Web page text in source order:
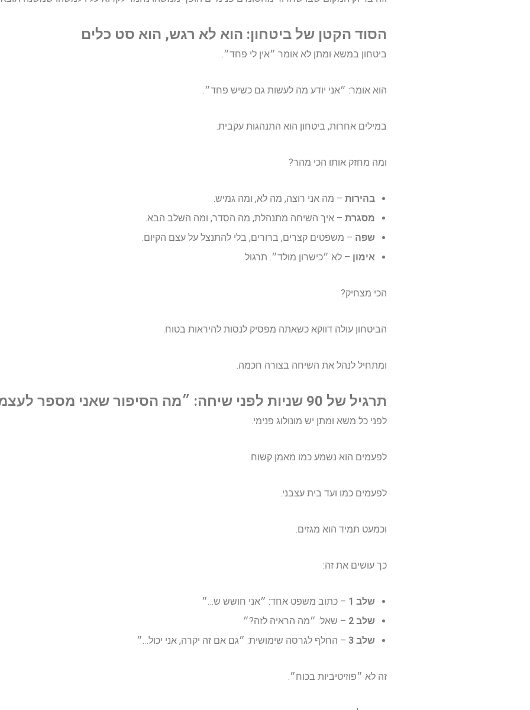
הסוד הקטן של ביטחון: הוא לא רגש, הוא סט כלים
ביטחון במשא ומתן לא אומר ״אין לי פחד״.
הוא אומר: ״אני יודע מה לעשות גם כשיש פחד״.
במילים אחרות, ביטחון הוא התנהגות עקבית.
ומה מחזק אותו הכי מהר?
בהירות – מה אני רוצה, מה לא, ומה גמיש.
מסגרת – איך השיחה מתנהלת, מה הסדר, ומה השלב הבא.
שפה – משפטים קצרים, ברורים, בלי להתנצל על עצם הקיום.
אימון – לא ״כישרון מולד״. תרגול.
הכי מצחיק?
הביטחון עולה דווקא כשאתה מפסיק לנסות להיראות בטוח.
ומתחיל לנהל את השיחה בצורה חכמה.
תרגיל של 90 שניות לפני שיחה: ״מה הסיפור שאני מספר לעצמי?״
לפני כל משא ומתן יש מונולוג פנימי.
לפעמים הוא נשמע כמו מאמן קשוח.
לפעמים כמו ועד בית עצבני.
וכמעט תמיד הוא מגזים.
כך עושים את זה:
שלב 1
– כתוב משפט אחד: ״אני חושש ש…״
שלב 2
– שאל: ״מה הראיה לזה?״
שלב 3
– החלף לגרסה שימושית: ״גם אם זה יקרה, אני יכול…״
זה לא ״פוזיטיביות בכוח״.